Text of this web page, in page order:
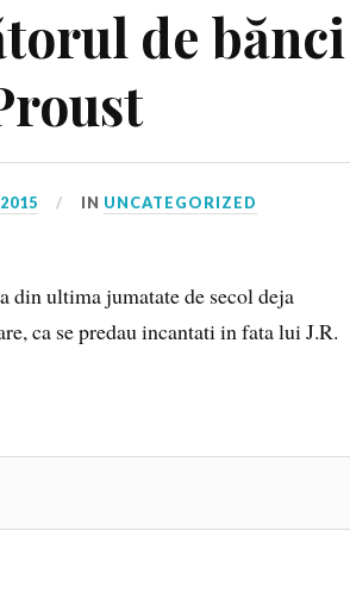
de bănci
IN UNCATEGORIZED
din ultima jumatate de secol deja
ca se predau incantati in fata lui J.R.